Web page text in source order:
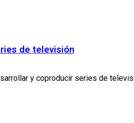
de televisión
y coproducir series de